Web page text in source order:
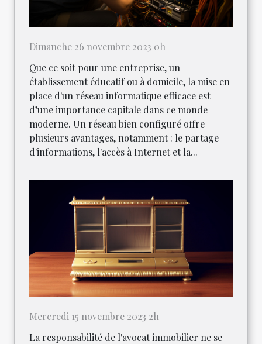
Dimanche 26 novembre 2023 0h
Que ce soit pour une entreprise, un
établissement éducatif ou à domicile, la mise en
place d'un réseau informatique efficace est
d’une importance capitale dans ce monde
moderne. Un réseau bien configuré offre
plusieurs avantages, notamment : le partage
d'informations, l'accès à Internet et la...
Mercredi 15 novembre 2023 2h
La responsabilité de l'avocat immobilier ne se